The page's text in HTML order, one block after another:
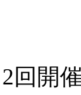
回開